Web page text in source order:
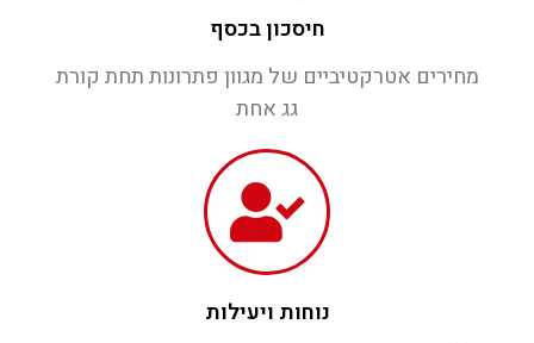
חיסכון בכסף
מחירים אטרקטיביים של מגוון פתרונות תחת קורת
גג אחת
נוחות ויעילות